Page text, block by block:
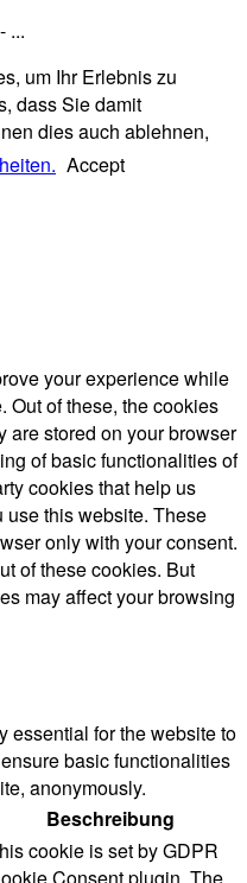
...
um Ihr Erlebnis zu
dass Sie damit
dies auch ablehnen,
Accept
your experience while
Out of these, the cookies
are stored on your browser
of basic functionalities of
cookies that help us
this website. These
only with your consent.
of these cookies. But
may affect your browsing
essential for the website to
basic functionalities
anonymously.
Beschreibung
cookie is set by GDPR
Consent plugin. The